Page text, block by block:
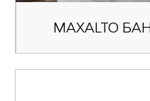
MAXALTO